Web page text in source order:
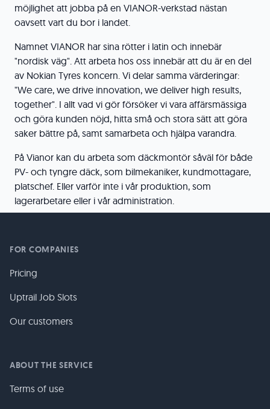
möjlighet att jobba på en VIANOR-verkstad nästan
oavsett vart du bor i landet.
Namnet VIANOR har sina rötter i latin och innebär
"nordisk väg". Att arbeta hos oss innebär att du är en del
av Nokian Tyres koncern. Vi delar samma värderingar:
"We care, we drive innovation, we deliver high results,
together". I allt vad vi gör försöker vi vara affärsmässiga
och göra kunden nöjd, hitta små och stora sätt att göra
saker bättre på, samt samarbeta och hjälpa varandra.
På Vianor kan du arbeta som däckmontör såväl för både
PV- och tyngre däck, som bilmekaniker, kundmottagare,
platschef. Eller varför inte i vår produktion, som
lagerarbetare eller i vår administration.
FOR COMPANIES
Pricing
Uptrail Job Slots
Our customers
ABOUT THE SERVICE
Terms of use